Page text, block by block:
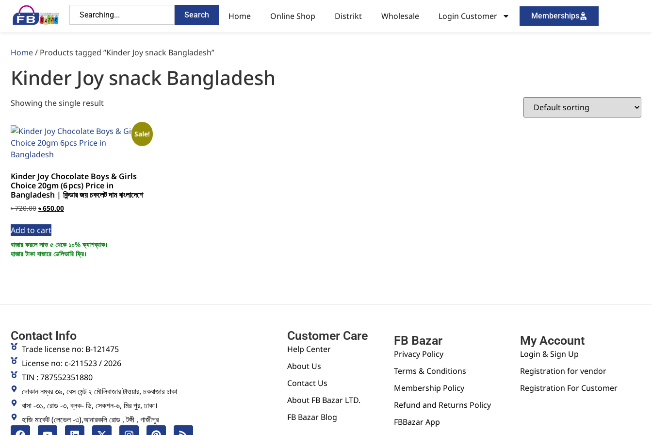
Search Home Online Shop Distrikt Wholesale Login Customer Memberships
Home/ Products tagged “Kinder Joy snack Bangladesh”
Kinder Joy snack Bangladesh
Showing the single result
Sale!
Kinder Joy Chocolate Boys & Girls
Choice 20gm (6 pcs) Price in
Bangladesh | কিন্ডার জয় চকলেট দাম বাংলাদেশে
৳720.00 ৳650.00
Add to cart
বাজার করলে লাভ ৫ থেকে ১০% ক্যাশব্যাক।
হাজার টাকা বাজারে ডেলিভারি ফ্রি।
Contact Info
Trade license no: B-121475
License no: c-211523 / 2026
TIN : 787552351880
দোকান নম্বর ৩৯, বেস মেন্ট ২ মৌলিবাজার টাওয়ার, চকবাজার ঢাকা
বাসা -৩১, রোড -৩, ব্লক- ডি, সেকশন-৬, মির পুর, ঢাকা।
হাজি মার্কেট (লেভেল -৩),আনারকলি রোড , টঙ্গী , গাজীপুর
Customer Care
Help Center
About Us
Contact Us
About FB Bazar LTD.
FB Bazar Blog
FB Bazar
Privacy Policy
Terms & Conditions
Membership Policy
Refund and Returns Policy
FBBazar App
My Account
Login & Sign Up
Registration for vendor
Registration For Customer